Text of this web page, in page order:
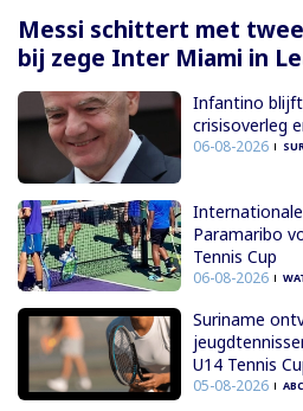
Messi schittert met
bij zege Inter Miami in
Infantino
crisisoverleg
06-08-2026
Paramaribo
Tennis Cup
06-08-2026
Suriname
U14 Tennis
05-08-2026